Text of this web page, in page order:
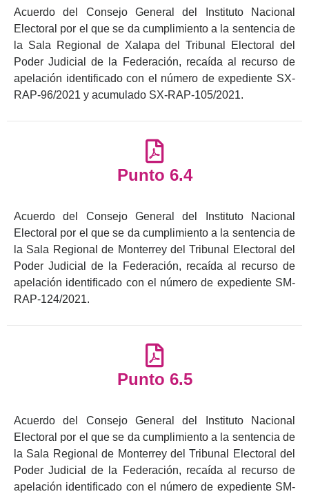
Acuerdo del Consejo General del Instituto Nacional
Electoral por el que se da cumplimiento a la sentencia de
la Sala Regional de Xalapa del Tribunal Electoral del
Poder Judicial de la Federación, recaída al recurso de
apelación identificado con el número de expediente SX-
RAP-96/2021 y acumulado SX-RAP-105/2021.
Punto 6.4
Acuerdo del Consejo General del Instituto Nacional
Electoral por el que se da cumplimiento a la sentencia de
la Sala Regional de Monterrey del Tribunal Electoral del
Poder Judicial de la Federación, recaída al recurso de
apelación identificado con el número de expediente SM-
RAP-124/2021.
Punto 6.5
Acuerdo del Consejo General del Instituto Nacional
Electoral por el que se da cumplimiento a la sentencia de
la Sala Regional de Monterrey del Tribunal Electoral del
Poder Judicial de la Federación, recaída al recurso de
apelación identificado con el número de expediente SM-